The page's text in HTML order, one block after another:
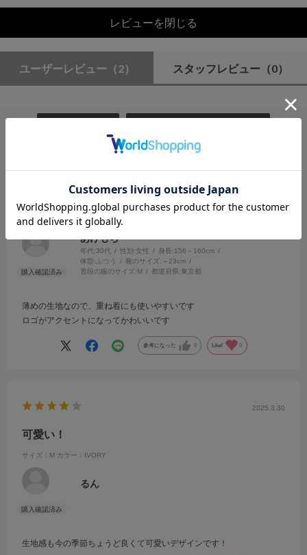
レビューを閉じる
ユーザーレビュー （2） スタッフレビュー （0）
2025.5.22
使いやすい
サイズ：M カラー：NAVY
あげもち
年代:30代 性別:女性 身長:156～160cm
体型: ふつう 靴のサイズ: ～23cm
普段の服のサイズ:M 都道府県:東京都
薄めの生地なので、重ね着にも使いやすいです
ロゴがアクセントになってかわいいです
参考になった 0 Like! 0
2025.3.30
可愛い！
サイズ：M カラー：IVORY
るん
生地感も今の季節ちょうど良くて可愛いデザインです！